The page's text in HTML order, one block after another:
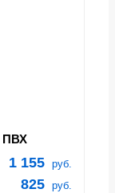
ПВХ
1 155 руб.
825 руб.